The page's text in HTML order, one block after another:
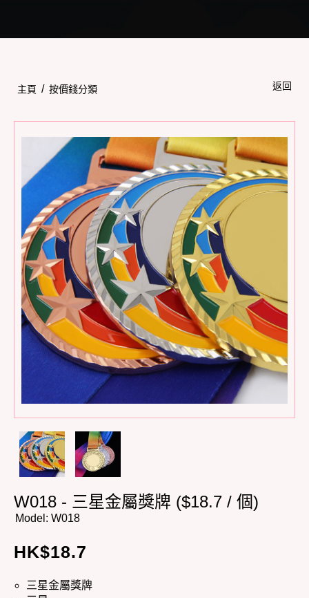
主頁 / 按價錢分類 返回
W018 - 三星金屬獎牌 ($18.7 / 個)
Model: W018
HK$18.7
三星金屬獎牌